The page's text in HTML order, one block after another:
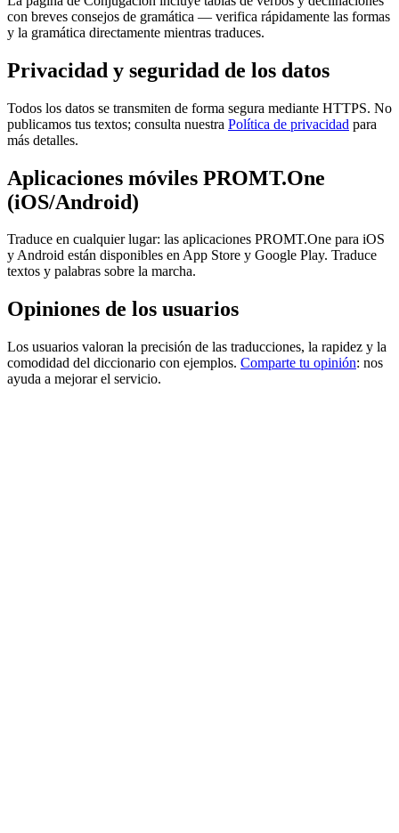
con breves consejos de gramática — verifica rápidamente las formas
y la gramática directamente mientras traduces.
Privacidad y seguridad de los datos
Todos los datos se transmiten de forma segura mediante HTTPS. No
publicamos tus textos; consulta nuestra Política de privacidad para
más detalles.
Aplicaciones móviles PROMT.One
(iOS/Android)
Traduce en cualquier lugar: las aplicaciones PROMT.One para iOS
y Android están disponibles en App Store y Google Play. Traduce
textos y palabras sobre la marcha.
Opiniones de los usuarios
Los usuarios valoran la precisión de las traducciones, la rapidez y la
comodidad del diccionario con ejemplos. Comparte tu opinión: nos
ayuda a mejorar el servicio.